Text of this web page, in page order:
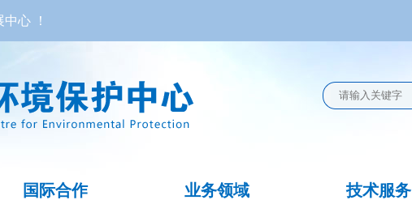
心 ！
国际合作 业务领域 技术服务